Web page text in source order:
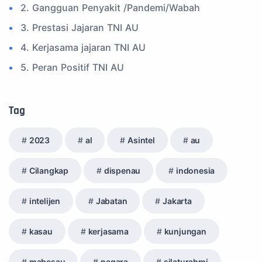
2. Gangguan Penyakit /Pandemi/Wabah
3. Prestasi Jajaran TNI AU
4. Kerjasama jajaran TNI AU
5. Peran Positif TNI AU
7. Spam Bukan Berita TNI
9. Tni au
10. Masalah anggota TNI AU
12. Federasi Aero Sport Indonesia
13. Satuan Karya Dirgantara - Pramuka
Tag
2023 al Asintel au
Cilangkap dispenau indonesia
intelijen Jabatan Jakarta
kasau kerjasama kunjungan